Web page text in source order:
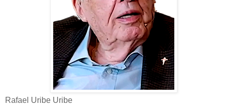
Rafael Uribe Uribe